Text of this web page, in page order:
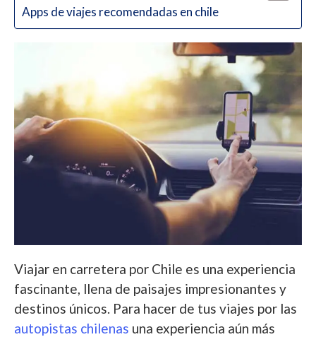
Apps de viajes recomendadas en chile
Viajar en carretera por Chile es una experiencia
fascinante, llena de paisajes impresionantes y
destinos únicos. Para hacer de tus viajes por las
autopistas chilenas una experiencia aún más